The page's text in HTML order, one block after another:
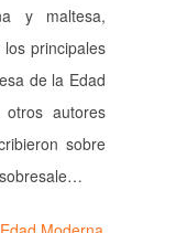
y maltesa,
principales
de la Edad
otros autores
sobre